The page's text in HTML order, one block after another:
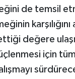
de temsil
karşılığını
değere
için